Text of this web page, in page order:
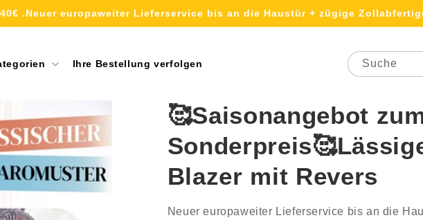
.Neuer europaweiter Lieferservice bis an die Haustür + zügige
Ihre Bestellung verfolgen Suche
🥰Saisonangebot
Blazer mit Revers
Neuer europaweiter Lieferservice bis an die